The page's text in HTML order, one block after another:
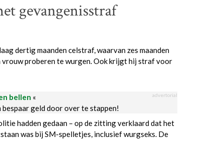
gevangenisstraf
dertig maanden celstraf, waarvan zes maanden
proberen te wurgen. Ook krijgt hij straf voor
bellen « advertorial
geld door over te stappen!
hadden gedaan – op de zitting verklaard dat het
was bij SM-spelletjes, inclusief wurgseks. De